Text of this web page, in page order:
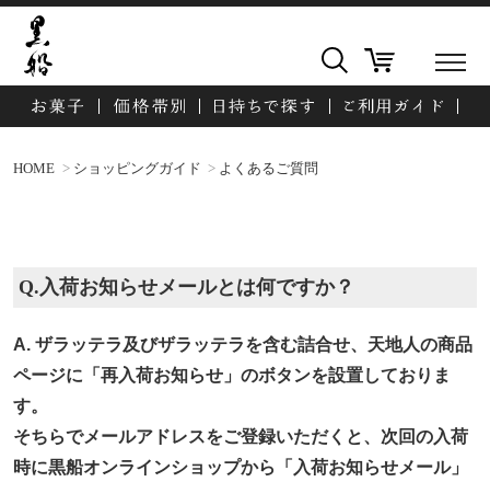
HOME ショッピングガイド よくあるご質問
Q.入荷お知らせメールとは何ですか？
A. ザラッテラ及びザラッテラを含む詰合せ、天地人の商品
ページに「再入荷お知らせ」のボタンを設置しておりま
す。
そちらでメールアドレスをご登録いただくと、次回の入荷
時に黒船オンラインショップから「入荷お知らせメール」